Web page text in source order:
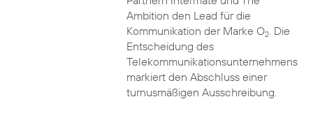
Ambition den Lead für die
Kommunikation der Marke O2. Die
Entscheidung des
Telekommunikationsunternehmens
markiert den Abschluss einer
turnusmäßigen Ausschreibung.